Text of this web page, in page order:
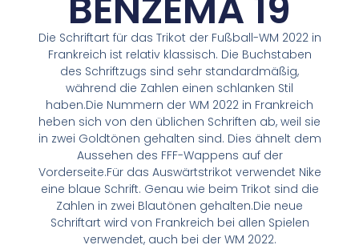
Die Schriftart für das Trikot der Fußball-WM 2022 in
Frankreich ist relativ klassisch. Die Buchstaben
des Schriftzugs sind sehr standardmäßig,
während die Zahlen einen schlanken Stil
haben.Die Nummern der WM 2022 in Frankreich
heben sich von den üblichen Schriften ab, weil sie
in zwei Goldtönen gehalten sind. Dies ähnelt dem
Aussehen des FFF-Wappens auf der
Vorderseite.Für das Auswärtstrikot verwendet Nike
eine blaue Schrift. Genau wie beim Trikot sind die
Zahlen in zwei Blautönen gehalten.Die neue
Schriftart wird von Frankreich bei allen Spielen
verwendet, auch bei der WM 2022.